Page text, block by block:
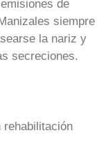
de
siempre
la nariz y
secreciones.
rehabilitación